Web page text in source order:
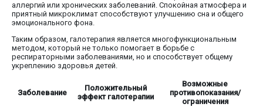
аллергий или хронических заболеваний. Спокойная атмосфера и
приятный микроклимат способствуют улучшению сна и общего
эмоционального фона.
Таким образом, галотерапия является многофункциональным
методом, который не только помогает в борьбе с
респираторными заболеваниями, но и способствует общему
укреплению здоровья детей.
Заболевание
Положительный
эффект галотерапии
Возможные
противопоказания/
ограничения